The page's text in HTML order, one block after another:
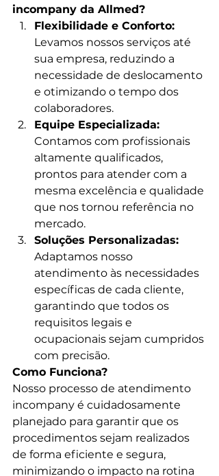
incompany da Allmed?
Flexibilidade e Conforto:
Levamos nossos serviços até
sua empresa, reduzindo a
necessidade de deslocamento
e otimizando o tempo dos
colaboradores.
Equipe Especializada:
Contamos com profissionais
altamente qualificados,
prontos para atender com a
mesma excelência e qualidade
que nos tornou referência no
mercado.
Soluções Personalizadas:
Adaptamos nosso
atendimento às necessidades
específicas de cada cliente,
garantindo que todos os
requisitos legais e
ocupacionais sejam cumpridos
com precisão.
Como Funciona?
Nosso processo de atendimento
incompany é cuidadosamente
planejado para garantir que os
procedimentos sejam realizados
de forma eficiente e segura,
minimizando o impacto na rotina